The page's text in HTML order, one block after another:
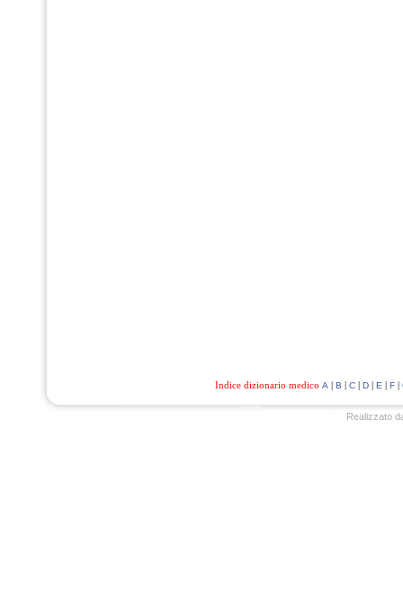
Indice dizionario medico A | B | C| D| E | F|
Realizzato